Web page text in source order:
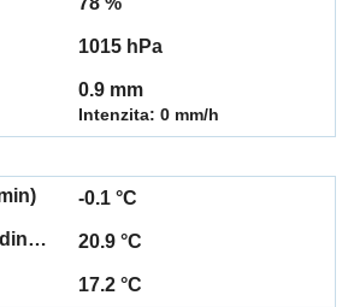
1015 hPa
0.9 mm
Intenzita: 0 mm/h
-0.1 °C
20.9 °C
17.2 °C